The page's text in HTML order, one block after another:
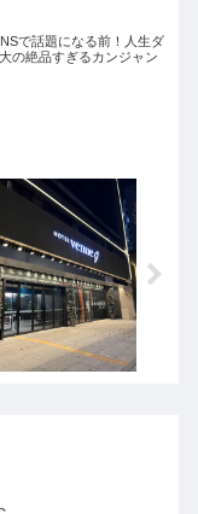
で話題になる前！人生ダ
の絶品すぎるカンジャン